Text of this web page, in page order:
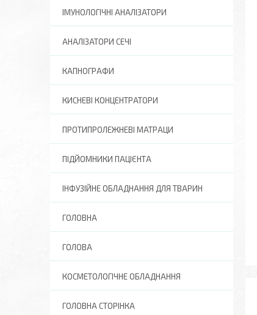
ІМУНОЛОГІЧНІ АНАЛІЗАТОРИ
АНАЛІЗАТОРИ СЕЧІ
КАПНОГРАФИ
КИСНЕВІ КОНЦЕНТРАТОРИ
ПРОТИПРОЛЕЖНЕВІ МАТРАЦИ
ПІДЙОМНИКИ ПАЦІЄНТА
ІНФУЗІЙНЕ ОБЛАДНАННЯ ДЛЯ ТВАРИН
ГОЛОВНА
ГОЛОВА
КОСМЕТОЛОГІЧНЕ ОБЛАДНАННЯ
ГОЛОВНА СТОРІНКА